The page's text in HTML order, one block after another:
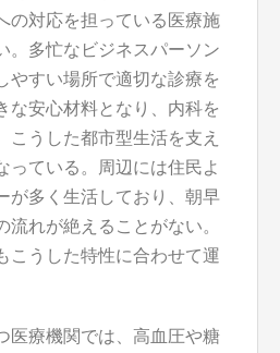
の対応を担っている医療施
。多忙なビジネスパーソン
やすい場所で適切な診療を
な安心材料となり、内科を
こうした都市型生活を支え
っている。周辺には住民よ
が多く生活しており、朝早
流れが絶えることがない。
こうした特性に合わせて運
医療機関では、高血圧や糖